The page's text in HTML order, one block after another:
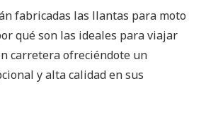
fabricadas las llantas para moto
qué son las ideales para viajar
carretera ofreciéndote un
y alta calidad en sus